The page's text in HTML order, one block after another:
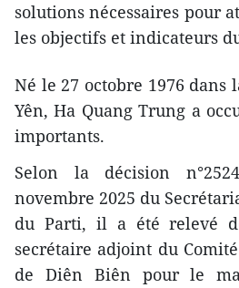
solutions nécessaires pour
les objectifs et indicateurs
Né le 27 octobre 1976 dans
Yên, Ha Quang Trung a
importants.
Selon la décision
novembre 2025 du
du Parti, il a été relevé
secrétaire adjoint du
de Diên Biên pour le